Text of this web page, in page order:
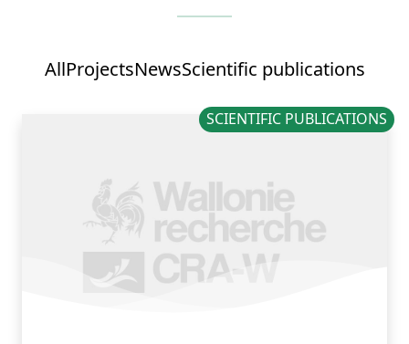
AllProjectsNewsScientific publications
SCIENTIFIC PUBLICATIONS